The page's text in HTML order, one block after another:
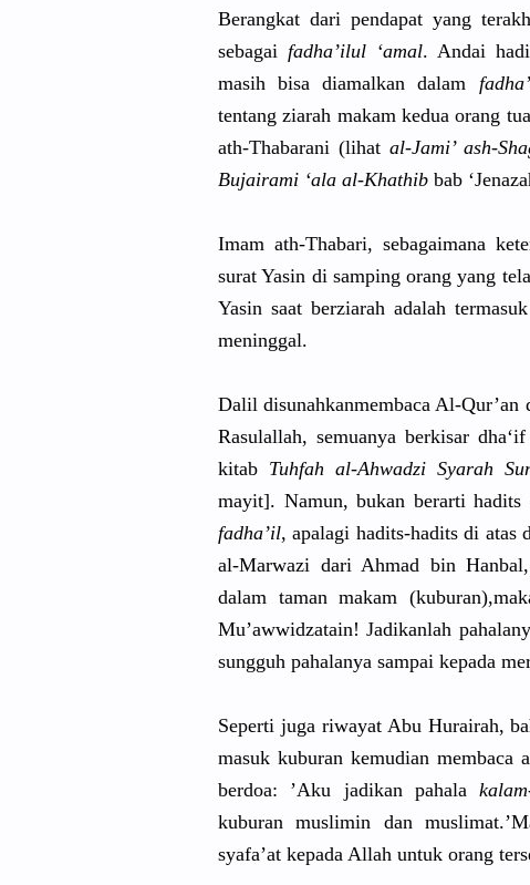
Berangkat dari pendapat yang
sebagai fadha’ilul‘amal. Andai
masih bisa diamalkan dalam
tentang ziarah makam kedua orang
ath-Thabarani (lihat al-Jami’ ash-
Bujairami ‘ala al-Khathib bab
Imam ath-Thabari, sebagaimana
surat Yasin di samping orang yang
Yasin saat berziarah adalah
meninggal.
Dalil disunahkanmembaca Al-Qur’an
Rasulallah, semuanya berkisar
kitab Tuhfah al-Ahwadzi Syarah
mayit]. Namun, bukan berarti
fadha’il, apalagi hadits-hadits di atas
al-Marwazi dari Ahmad bin
dalam taman makam (kuburan),
Mu’awwidzatain! Jadikanlah
sungguh pahalanya sampai kepada
Seperti juga riwayat Abu Hurairah,
masuk kuburan kemudian membaca
berdoa: ’Aku jadikan pahala
kuburan muslimin dan muslimat.’
syafa’at kepada Allah untuk orang